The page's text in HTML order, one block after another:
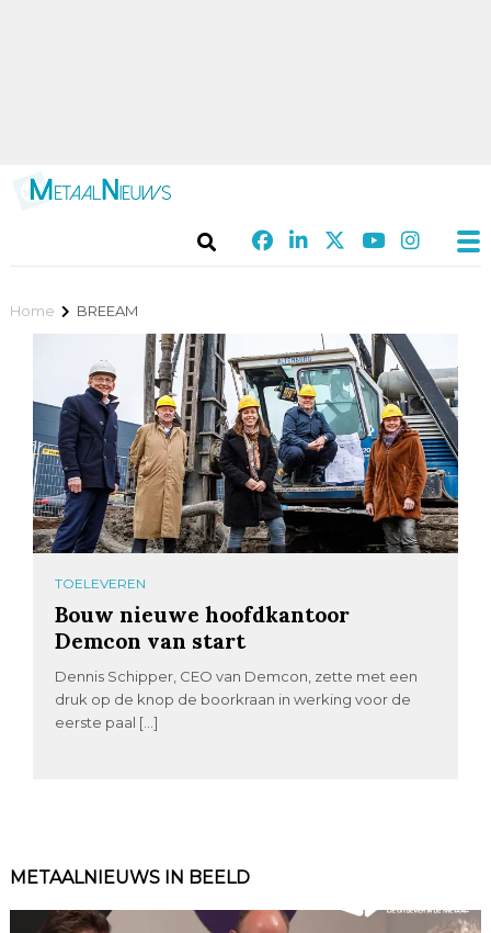
Home BREEAM
TOELEVEREN
Bouw nieuwe hoofdkantoor
Demcon van start
Dennis Schipper, CEO van Demcon, zette met een
druk op de knop de boorkraan in werking voor de
eerste paal […]
METAALNIEUWS IN BEELD